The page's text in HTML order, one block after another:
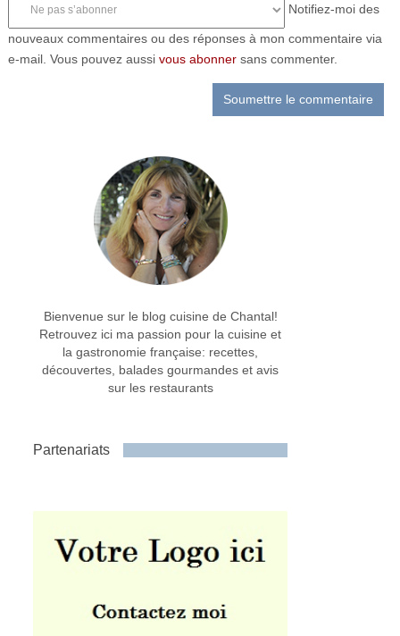
Notifiez-moi des
nouveaux commentaires ou des réponses à mon commentaire via
e-mail. Vous pouvez aussi vous abonnersans commenter.
Bienvenue sur le blog cuisine de Chantal!
Retrouvez ici ma passion pour la cuisine et
la gastronomie française: recettes,
découvertes, balades gourmandes et avis
sur les restaurants
Partenariats